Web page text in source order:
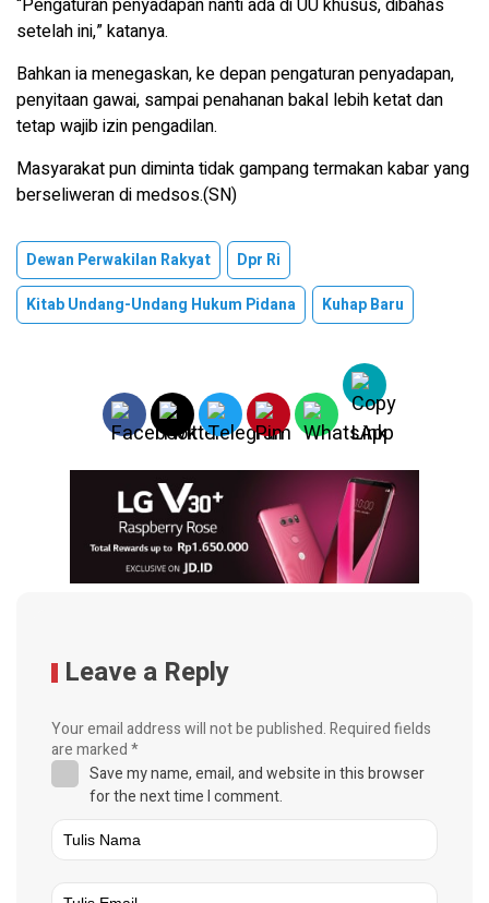
setelah ini,” katanya.
Bahkan ia menegaskan, ke depan pengaturan penyadapan,
penyitaan gawai, sampai penahanan bakal lebih ketat dan
tetap wajib izin pengadilan.
Masyarakat pun diminta tidak gampang termakan kabar yang
berseliweran di medsos.(SN)
Dewan Perwakilan Rakyat
Dpr Ri
Kitab Undang-Undang Hukum Pidana
Kuhap Baru
Leave a Reply
Your email address will not be published.Required fields
are marked*
Save my name, email, and website in this browser
for the next time I comment.